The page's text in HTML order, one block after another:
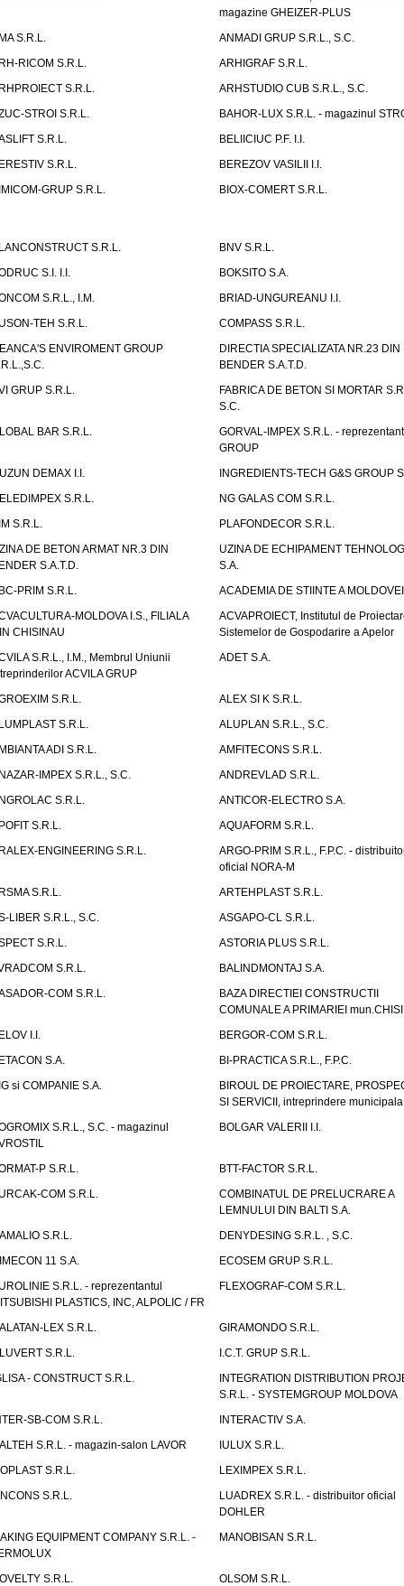
magazine GHEIZER-PLUS
S.R.L.
ANMADI GRUP S.R.L., S.C.
RICOM S.R.L.
ARHIGRAF S.R.L.
S.R.L.
ARHSTUDIO CUB S.R.L., S.C.
STROI S.R.L.
BAHOR-LUX S.R.L. - magazinul
S.R.L.
BELIICIUC P.F. I.I.
S.R.L.
BEREZOV VASILII I.I.
GRUP S.R.L.
BIOX-COMERT S.R.L.
S.R.L.
BNV S.R.L.
S.I. I.I.
BOKSITO S.A.
S.R.L., I.M.
BRIAD-UNGUREANU I.I.
TEH S.R.L.
COMPASS S.R.L.
ENVIROMENT GROUP
DIRECTIA SPECIALIZATA NR.23 DIN
BENDER S.A.T.D.
GRUP S.R.L.
FABRICA DE BETON SI MORTAR
S.C.
BAR S.R.L.
GORVAL-IMPEX S.R.L. -
GROUP
DEMAX I.I.
INGREDIENTS-TECH G&S GROUP
S.R.L.
NG GALAS COM S.R.L.
S.R.L.
PLAFONDECOR S.R.L.
DE BETON ARMAT NR.3 DIN
S.A.T.D.
UZINA DE ECHIPAMENT
S.A.
PRIM S.R.L.
ACADEMIA DE STIINTE A MOLDOVEI
MOLDOVA I.S., FILIALA
CHISINAU
ACVAPROIECT, Institutul de
Sistemelor de Gospodarire a Apelor
S.R.L., I.M., Membrul Uniunii
ACVILA GRUP
ADET S.A.
S.R.L.
ALEX SI K S.R.L.
S.R.L.
ALUPLAN S.R.L., S.C.
ADI S.R.L.
AMFITECONS S.R.L.
IMPEX S.R.L., S.C.
ANDREVLAD S.R.L.
S.R.L.
ANTICOR-ELECTRO S.A.
S.R.L.
AQUAFORM S.R.L.
ENGINEERING S.R.L.
ARGO-PRIM S.R.L., F.P.C. -
oficial NORA-M
S.R.L.
ARTEHPLAST S.R.L.
LIBER S.R.L., S.C.
ASGAPO-CL S.R.L.
S.R.L.
ASTORIA PLUS S.R.L.
S.R.L.
BALINDMONTAJ S.A.
COM S.R.L.
BAZA DIRECTIEI CONSTRUCTII
COMUNALE A PRIMARIEI
I.I.
BERGOR-COM S.R.L.
S.A.
BI-PRACTICA S.R.L., F.P.C.
si COMPANIE S.A.
BIROUL DE PROIECTARE,
SI SERVICII, intreprindere municipala
S.R.L., S.C. - magazinul
BOLGAR VALERII I.I.
P S.R.L.
BTT-FACTOR S.R.L.
COM S.R.L.
COMBINATUL DE PRELUCRARE A
LEMNULUI DIN BALTI S.A.
S.R.L.
DENYDESING S.R.L. , S.C.
11 S.A.
ECOSEM GRUP S.R.L.
S.R.L. - reprezentantul
PLASTICS, INC, ALPOLIC / FR
FLEXOGRAF-COM S.R.L.
LEX S.R.L.
GIRAMONDO S.R.L.
S.R.L.
I.C.T. GRUP S.R.L.
- CONSTRUCT S.R.L.
INTEGRATION DISTRIBUTION
S.R.L. - SYSTEMGROUP MOLDOVA
SB-COM S.R.L.
INTERACTIV S.A.
S.R.L. - magazin-salon LAVOR
IULUX S.R.L.
S.R.L.
LEXIMPEX S.R.L.
S.R.L.
LUADREX S.R.L. - distribuitor oficial
DOHLER
EQUIPMENT COMPANY S.R.L. -
MANOBISAN S.R.L.
S.R.L.
OLSOM S.R.L.